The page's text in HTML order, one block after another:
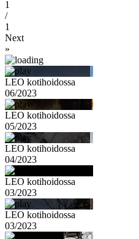
1
/
1
Next
»
LEO kotihoidossa
06/2023
LEO kotihoidossa
05/2023
LEO kotihoidossa
04/2023
LEO kotihoidossa
03/2023
LEO kotihoidossa
03/2023